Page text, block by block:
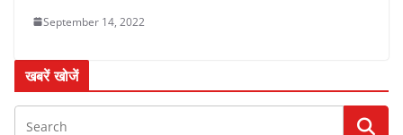
September 14, 2022
खबरें खोजें